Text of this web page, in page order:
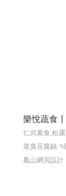
樂悅蔬食
仁武素食,松
菜臭豆腐鍋
鳳山網頁設計